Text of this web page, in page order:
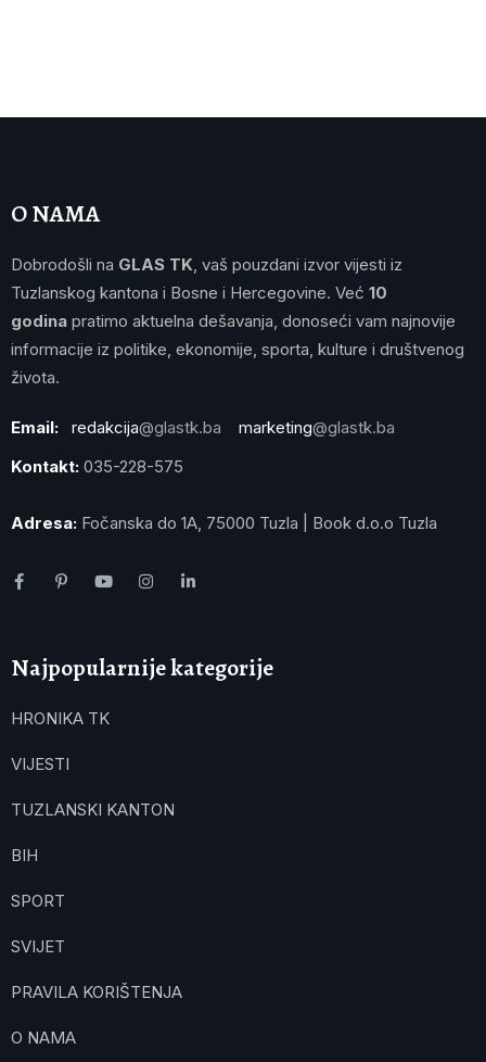
O NAMA
Dobrodošli na GLAS TK , vaš pouzdani izvor vijesti iz
Tuzlanskog kantona i Bosne i Hercegovine. Već 10
godina pratimo aktuelna dešavanja, donoseći vam najnovije
informacije iz politike, ekonomije, sporta, kulture i društvenog
života.
Email: redakcija@glastk.ba marketing@glastk.ba
Kontakt: 035-228-575
Adresa: Fočanska do 1A, 75000 Tuzla | Book d.o.o Tuzla
Najpopularnije kategorije
HRONIKA TK
VIJESTI
TUZLANSKI KANTON
BIH
SPORT
SVIJET
PRAVILA KORIŠTENJA
O NAMA